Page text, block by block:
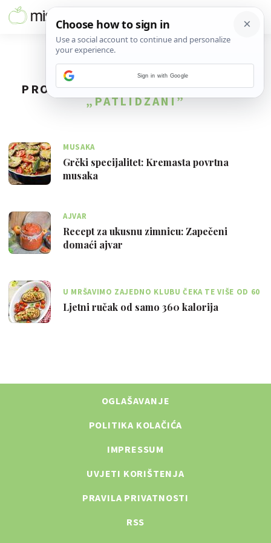
PRONAĐENO3REZULTATA ZA TAG
„PATLIDŽANI”
MUSAKA
Grčki specijalitet: Kremasta povrtna
musaka
AJVAR
Recept za ukusnu zimnicu: Zapečeni
domaći ajvar
U MRŠAVIMO ZAJEDNO KLUBU ČEKA TE VIŠE OD 60
JELOVNIKA UZ KOJE MOŽEŠ SMRŠAVJETI
Ljetni ručak od samo 360 kalorija
OGLAŠAVANJE
POLITIKA KOLAČIĆA
IMPRESSUM
UVJETI KORIŠTENJA
PRAVILA PRIVATNOSTI
RSS
Sign in with Google